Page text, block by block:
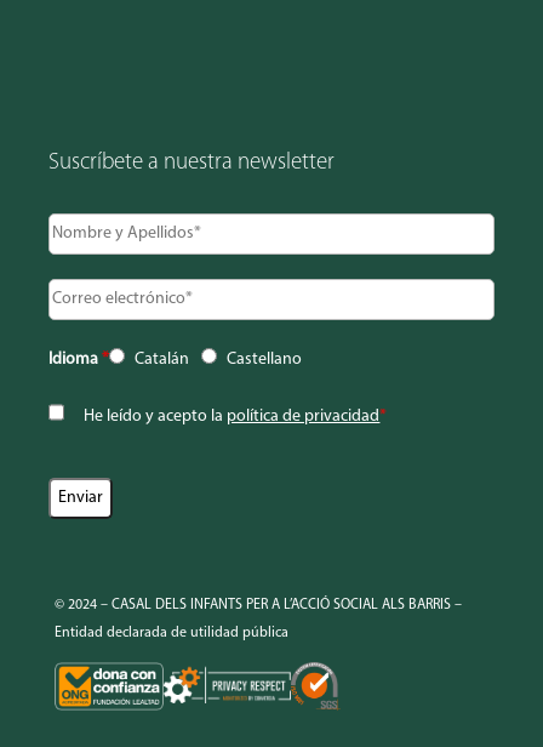
Suscríbete a nuestra newsletter
Idioma * Catalán Castellano
He leído y acepto la política de privacidad*
© 2024 – CASAL DELS INFANTS PER A L’ACCIÓ SOCIAL ALS BARRIS –
Entidad declarada de utilidad pública